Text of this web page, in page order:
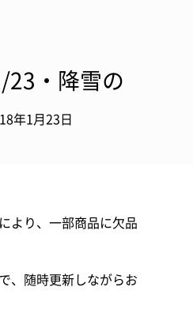
23・降雪の
年1月23日
より、一部商品に欠品
、随時更新しながらお